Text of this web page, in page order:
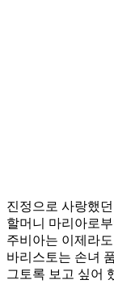
진정으로 사랑했
할머니 마리아로
주비아는 이제라
바리스토는 손녀
그토록 보고 싶어